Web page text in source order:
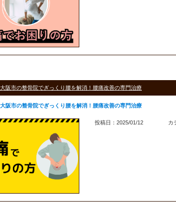
阪市の整骨院でぎっくり腰を解消！腰痛改善の専門治療
阪市の整骨院でぎっくり腰を解消！腰痛改善の専門治療
投稿日：2025/01/12 カ